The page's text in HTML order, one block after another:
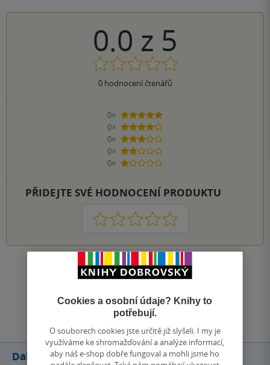
0.0 z 5
0hodnocení čtenářů
0×
5 hvězdiček
0×
4 hvězdičky
0×
3 hvězdičky
0×
2 hvězdičky
0×
1 hvezdička
PŘIDEJTE SVÉ HODNOCENÍ PRODUKTU
1 2 3 4 5
Zobrazit všechna hodnocení
Přidat hodnocení
Další knihy autora
Cookies a osobní údaje? Knihy to
potřebují.
O souborech cookies jste určitě již slyšeli. I my je
využíváme ke shromažďování a analýze informací,
aby náš e-shop dobře fungoval a mohli jsme ho